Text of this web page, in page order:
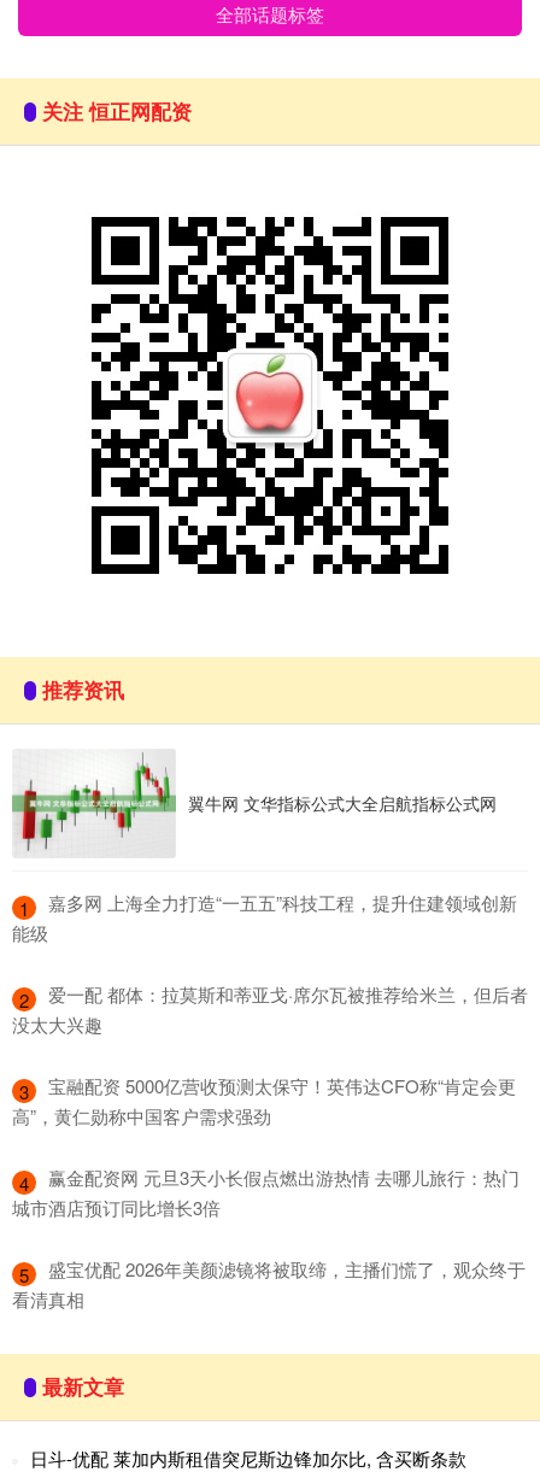
全部话题标签
关注 恒正网配资
推荐资讯
翼牛网 文华指标公式大全启航指标公式网
1
​嘉多网 上海全力打造“一五五”科技工程，提升住建领域创新
能级
2
​爱一配 都体：拉莫斯和蒂亚戈·席尔瓦被推荐给米兰，但后者
没太大兴趣
3
​宝融配资 5000亿营收预测太保守！英伟达CFO称“肯定会更
高”，黄仁勋称中国客户需求强劲
4
​赢金配资网 元旦3天小长假点燃出游热情 去哪儿旅行：热门
城市酒店预订同比增长3倍
5
​盛宝优配 2026年美颜滤镜将被取缔，主播们慌了，观众终于
看清真相
最新文章
日斗-优配 莱加内斯租借突尼斯边锋加尔比, 含买断条款